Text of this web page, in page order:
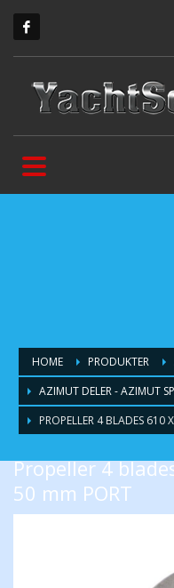
HOME PRODUKTER
AZIMUT DELER - AZIMUT
PROPELLER 4 BLADES
Propeller 4
50 mm PORT